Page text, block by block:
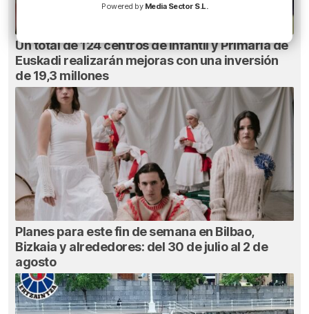
Un total de 124 centros de Infantil y Primaria de
Euskadi realizarán mejoras con una inversión
de 19,3 millones
Planes para este fin de semana en Bilbao,
Bizkaia y alrededores: del 30 de julio al 2 de
agosto
Powered by Media Sector S.L.